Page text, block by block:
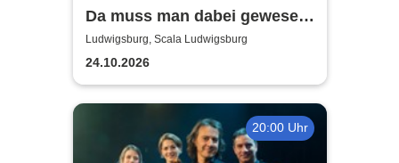
Da muss man dabei gewesen
sein - Podcast-Tour 2026
Ludwigsburg, Scala Ludwigsburg
24.10.2026
20:00 Uhr